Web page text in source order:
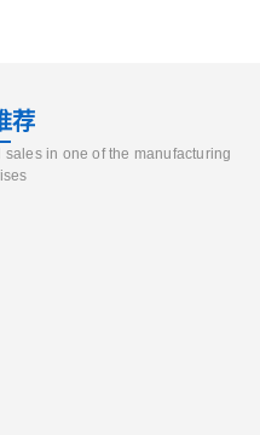
荐
in one of the manufacturing